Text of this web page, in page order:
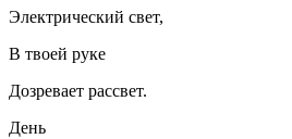
Электрический свет,
В твоей руке
Дозревает рассвет.
День